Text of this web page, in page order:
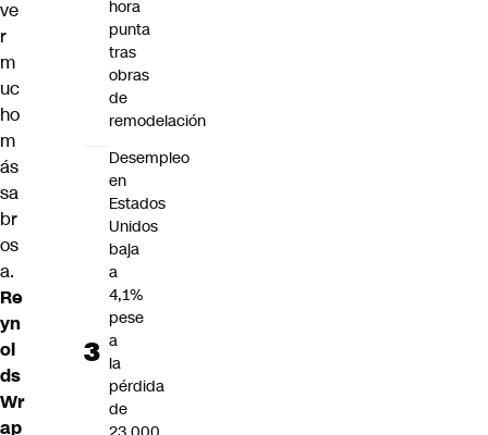
ve
r
m
uc
ho
m
ás
sa
br
os
a.
Re
yn
ol
ds
Wr
ap
hora
punta
tras
obras
de
remodelación
Desempleo
en
Estados
Unidos
baja
a
4,1%
pese
a
la
pérdida
de